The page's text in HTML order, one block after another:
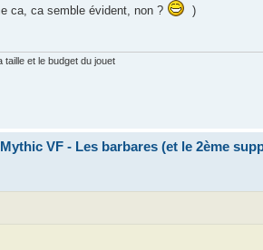
ca, ca semble évident, non ?
)
et le budget du jouet
VF - Les barbares (et le 2ème